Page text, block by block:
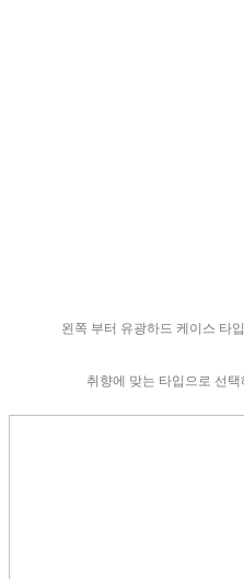
왼쪽 부터 유광하드 케이스 타
취향에 맞는 타입으로 선